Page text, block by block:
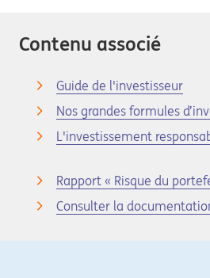
Contenu associé
Guide de l'investisseur
Nos grandes formules
L'investissement
Rapport « Risque du
Consulter la